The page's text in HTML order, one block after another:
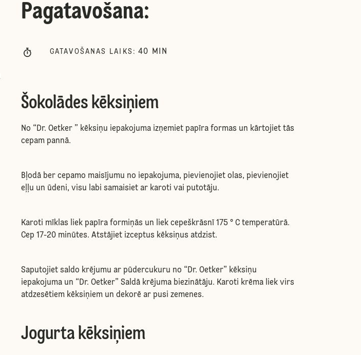
Pagatavošana:
GATAVOŠANAS LAIKS : 40 MIN
Šokolādes kēksiņiem
No “Dr. Oetker ” kēksiņu iepakojuma izņemiet papīra formas un kārtojiet tās
cepam pannā.
Bļodā ber cepamo maisījumu no iepakojuma, pievienojiet olas, pievienojiet
eļļu un ūdeni, visu labi samaisiet ar karoti vai putotāju.
Karoti mīklas liek papīra formiņās un liek cepeškrāsnī 175 ° C temperatūrā.
Cep 17-20 minūtes. Atstājiet izceptus kēksiņus atdzist.
Saputojiet saldo krējumu ar pūdercukuru no “Dr. Oetker” kēksiņu
iepakojuma un “Dr. Oetker” Saldā krējuma biezinātāju. Karoti krēma liek virs
atdzesētiem kēksiņiem un dekorē ar pusi zemenes.
Jogurta kēksiņiem